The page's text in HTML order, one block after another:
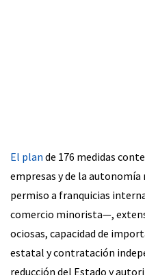
El plan de 176 medidas
empresas y de la
permiso a franquicias
comercio minorista—,
ociosas, capacidad de
estatal y contratación
reducción del Estado y